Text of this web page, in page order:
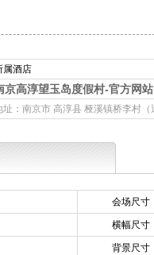
属酒店
京高淳望玉岛度假村-官方网站
址：南京市 高淳县 桠溪镇桥李村
会场尺寸
横幅尺寸
背景尺寸